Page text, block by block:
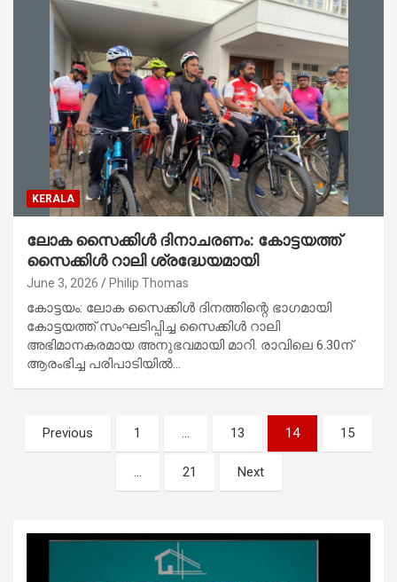
KERALA
ലോക സൈക്കിൾ ദിനാചരണം: കോട്ടയത്ത്
സൈക്കിൾ റാലി ശ്രദ്ധേയമായി
June 3, 2026 Philip Thomas
കോട്ടയം: ലോക സൈക്കിൾ ദിനത്തിന്റെ ഭാഗമായി
കോട്ടയത്ത് സംഘടിപ്പിച്ച സൈക്കിൾ റാലി
അഭിമാനകരമായ അനുഭവമായി മാറി. രാവിലെ 6.30ന്
ആരംഭിച്ച പരിപാടിയിൽ…
Posts
pagination
Previous 1 … 13 14 15
… 21 Next